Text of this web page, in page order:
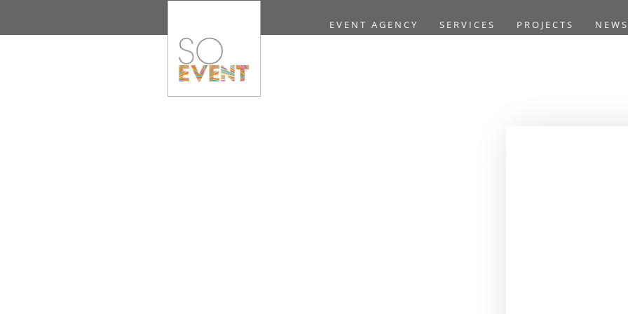
EVENT AGENCY SERVICES PROJECTS NEWS